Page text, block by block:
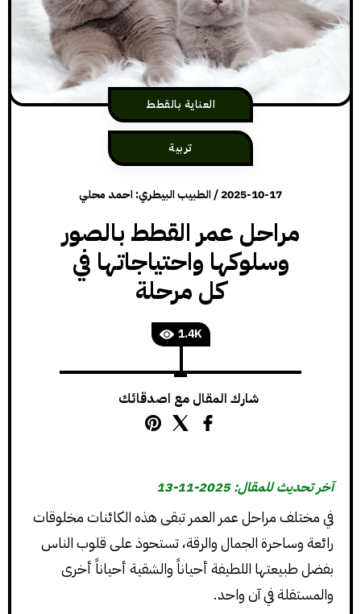
العناية بالقطط
تربية
2025-10-17
/الطبيب البيطري: احمد محلي
مراحل عمر القطط بالصور
وسلوكها واحتياجاتها في
كل مرحلة
1.4K
شارك المقال مع اصدقائك
آخر تحديث للمقال: 2025-11-13
في مختلف مراحل عمر العمر تبقى هذه الكائنات مخلوقات
رائعة وساحرة الجمال والرقة، تستحوذ على قلوب الناس
بفضل طبيعتها اللطيفة أحياناً والشقية أحياناً أخرى
والمستقلة في آن واحد.